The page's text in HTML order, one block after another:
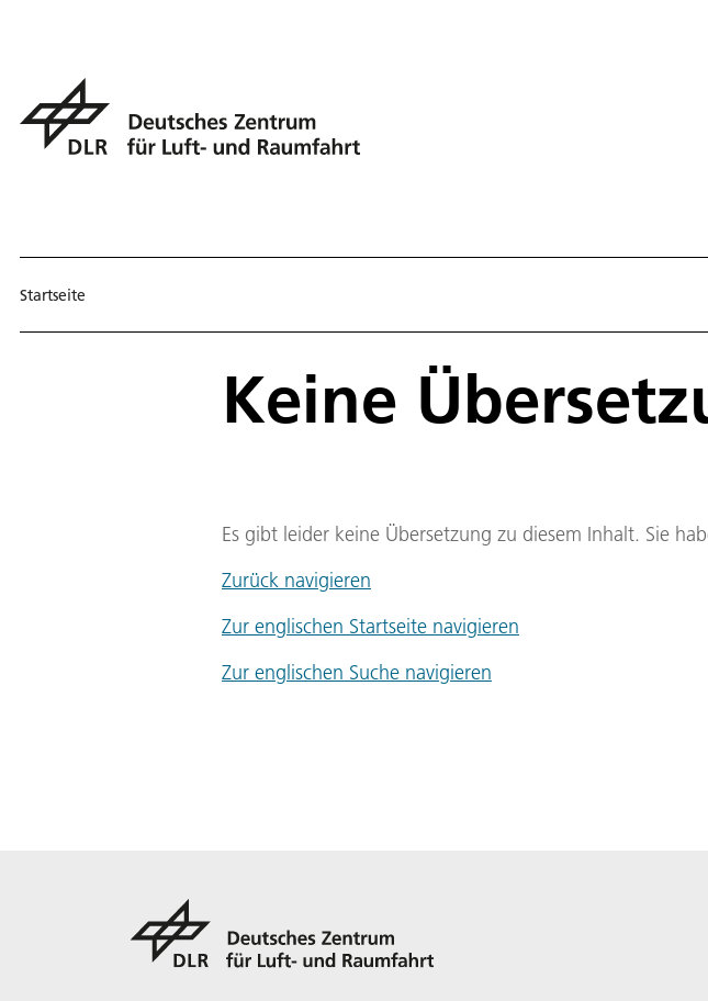
Startseite
Keine
Es gibt leider keine Übersetzung zu diesem Inhalt. Sie
Zurück navigieren
Zur englischen Startseite navigieren
Zur englischen Suche navigieren